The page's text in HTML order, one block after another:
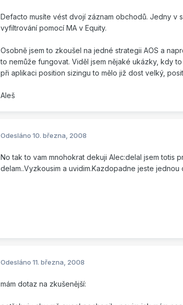
Defacto musíte vést dvojí záznam obchodů. Jedny v
vyfiltrování pomocí MA v Equity.
Osobně jsem to zkoušel na jedné strategii AOS a
to nemůže fungovat. Viděl jsem nějaké ukázky, kdy
při aplikaci position sizingu to mělo již dost velký,
Aleš
Odesláno 10. března, 2008
No tak to vam mnohokrat dekuji Alec:delal jsem totis
delam..Vyzkousim a uvidim.Kazdopadne jeste
Odesláno 11. března, 2008
mám dotaz na zkušenější: